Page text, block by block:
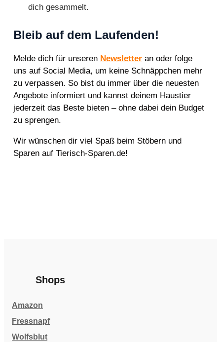
dich gesammelt.
Bleib auf dem Laufenden!
Melde dich für unseren Newsletter an oder folge
uns auf Social Media, um keine Schnäppchen mehr
zu verpassen. So bist du immer über die neuesten
Angebote informiert und kannst deinem Haustier
jederzeit das Beste bieten – ohne dabei dein Budget
zu sprengen.
Wir wünschen dir viel Spaß beim Stöbern und
Sparen auf Tierisch-Sparen.de!
Shops
Amazon
Fressnapf
Wolfsblut